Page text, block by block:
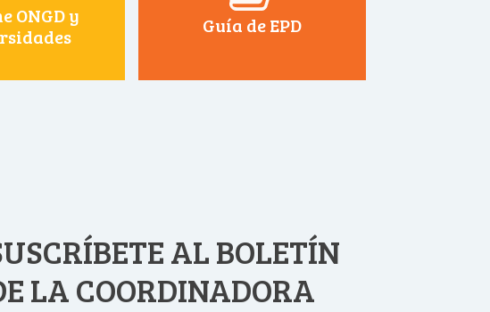
ONGD y
Guía de EPD
AL BOLETÍN
LA COORDINADORA